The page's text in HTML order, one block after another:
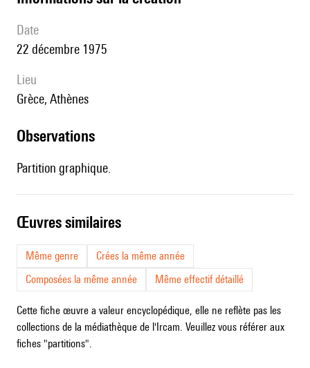
date
22 décembre 1975
lieu
Grèce, Athènes
observations
Partition graphique.
œuvres similaires
Même genre
Crées la même année
Composées la même année
Même effectif détaillé
Cette fiche œuvre a valeur encyclopédique, elle ne reflète pas les
collections de la médiathèque de l'Ircam. Veuillez vous référer aux
fiches "partitions".